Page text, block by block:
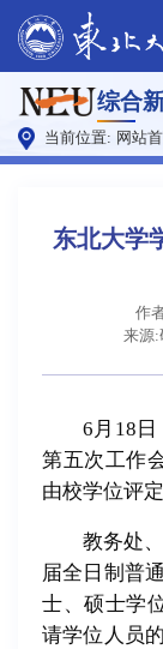
综合
当前位置: 网站
东北大学
作
来源:
6月18
第五次工作
由校学位评
教务处
届全日制普
士、硕士学
请学位人员